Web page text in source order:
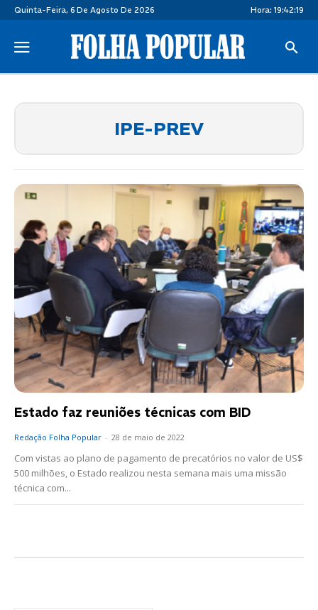
Quinta-Feira, 6 De Agosto De 2026 Hora: 19:42:19
IPE-PREV
Estado faz reuniões técnicas com BID
Redação Folha Popular - 28 de maio de 2022
Com vistas ao plano de pagamento de precatórios no valor de US$
500 milhões, o Estado realizou nesta semana mais uma missão
técnica com...